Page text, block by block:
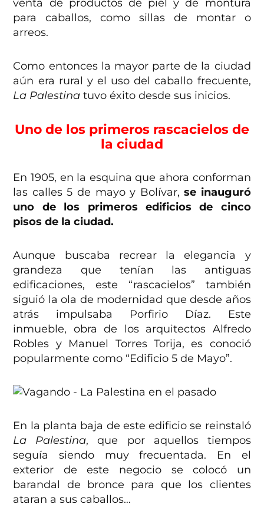
venta de productos de piel y de montura
para caballos, como sillas de montar o
arreos.
Como entonces la mayor parte de la ciudad
aún era rural y el uso del caballo frecuente,
La Palestina tuvo éxito desde sus inicios.
Uno de los primeros rascacielos de
la ciudad
En 1905, en la esquina que ahora conforman
las calles 5 de mayo y Bolívar,se inauguró
uno de los primeros edificios de cinco
pisos de la ciudad.
Aunque buscaba recrear la elegancia y
grandeza que tenían las antiguas
edificaciones, este “rascacielos” también
siguió la ola de modernidad que desde años
atrás impulsaba Porfirio Díaz. Este
inmueble, obra de los arquitectos Alfredo
Robles y Manuel Torres Torija, es conoció
popularmente como “Edificio 5 de Mayo”.
En la planta baja de este edificio se reinstaló
La Palestina, que por aquellos tiempos
seguía siendo muy frecuentada. En el
exterior de este negocio se colocó un
barandal de bronce para que los clientes
ataran a sus caballos…